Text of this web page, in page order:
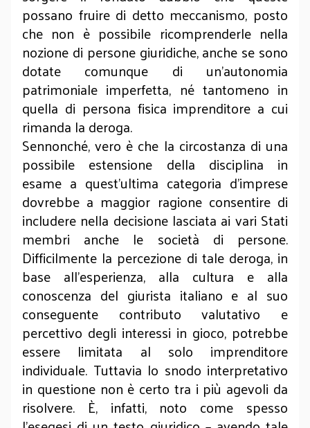
possano fruire di detto meccanismo, posto
che non è possibile ricomprenderle nella
nozione di persone giuridiche, anche se sono
dotate comunque di un’autonomia
patrimoniale imperfetta, né tantomeno in
quella di persona fisica imprenditore a cui
rimanda la deroga.
Sennonché, vero è che la circostanza di una
possibile estensione della disciplina in
esame a quest’ultima categoria d’imprese
dovrebbe a maggior ragione consentire di
includere nella decisione lasciata ai vari Stati
membri anche le società di persone.
Difficilmente la percezione di tale deroga, in
base all’esperienza, alla cultura e alla
conoscenza del giurista italiano e al suo
conseguente contributo valutativo e
percettivo degli interessi in gioco, potrebbe
essere limitata al solo imprenditore
individuale. Tuttavia lo snodo interpretativo
in questione non è certo tra i più agevoli da
risolvere. È, infatti, noto come spesso